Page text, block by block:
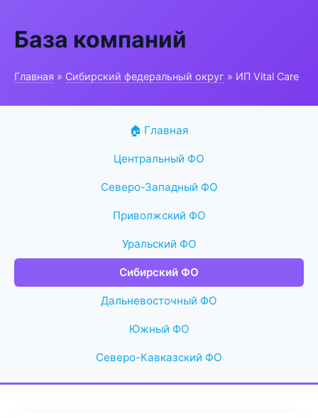
База компаний
Главная » Сибирский федеральный округ » ИП Vital Care
🏠 Главная
Центральный ФО
Северо-Западный ФО
Приволжский ФО
Уральский ФО
Сибирский ФО
Дальневосточный ФО
Южный ФО
Северо-Кавказский ФО